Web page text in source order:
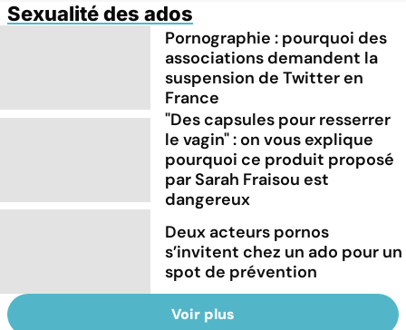
Sexualité des ados
Pornographie : pourquoi des
associations demandent la
suspension de Twitter en
France
"Des capsules pour resserrer
le vagin" : on vous explique
pourquoi ce produit proposé
par Sarah Fraisou est
dangereux
Deux acteurs pornos
s’invitent chez un ado pour un
spot de prévention
Voir plus